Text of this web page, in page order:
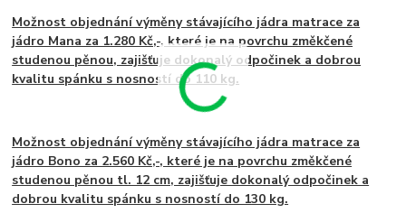
Možnost objednání výměny stávajícího jádra matrace za
jádro Mana za 1.280 Kč,-, které je na povrchu změkčené
studenou pěnou, zajišťuje dokonalý odpočinek a dobrou
kvalitu spánku s nosností do 110 kg.
Možnost objednání výměny stávajícího jádra matrace za
jádro Bono za 2.560 Kč,-, které je na povrchu změkčené
studenou pěnou tl. 12 cm, zajišťuje dokonalý odpočinek a
dobrou kvalitu spánku s nosností do 130 kg.